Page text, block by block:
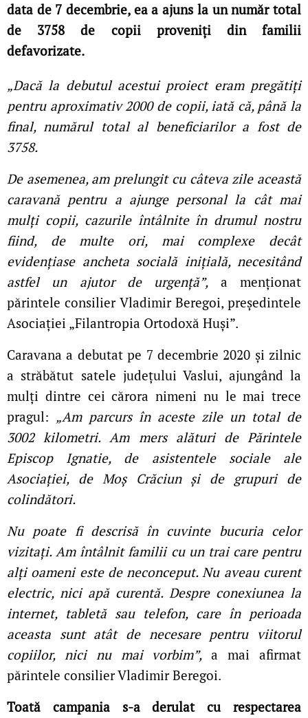
data de 7 decembrie, ea a ajuns la un număr total
de 3758 de copii proveniți din familii
defavorizate.
„Dacă la debutul acestui proiect eram pregătiți
pentru aproximativ 2000 de copii, iată că, până la
final, numărul total al beneficiarilor a fost de
3758.
De asemenea, am prelungit cu câteva zile această
caravană pentru a ajunge personal la cât mai
mulți copii, cazurile întâlnite în drumul nostru
fiind, de multe ori, mai complexe decât
evidențiase ancheta socială inițială, necesitând
astfel un ajutor de urgență”, a menționat
părintele consilier Vladimir Beregoi, președintele
Asociației „Filantropia Ortodoxă Huși”.
Caravana a debutat pe 7 decembrie 2020 și zilnic
a străbătut satele județului Vaslui, ajungând la
mulți dintre cei cărora nimeni nu le mai trece
pragul: „Am parcurs în aceste zile un total de
3002 kilometri. Am mers alături de Părintele
Episcop Ignatie, de asistentele sociale ale
Asociației, de Moș Crăciun și de grupuri de
colindători.
Nu poate fi descrisă în cuvinte bucuria celor
vizitați.Am întâlnit familii cu un trai care pentru
alți oameni este de neconceput. Nu aveau curent
electric, nici apă curentă. Despre conexiunea la
internet, tabletă sau telefon, care în perioada
aceasta sunt atât de necesare pentru viitorul
copiilor, nici nu mai vorbim”,a mai afirmat
părintele consilier Vladimir Beregoi.
Toată campania s-a derulat cu respectarea